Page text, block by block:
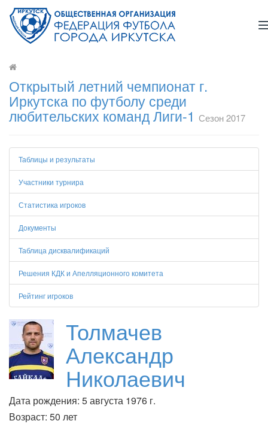
Открытый летний чемпионат г.
Иркутска по футболу среди
любительских команд Лиги-1 Сезон 2017
Таблицы и результаты
Участники турнира
Статистика игроков
Документы
Таблица дисквалификаций
Решения КДК и Апелляционного комитета
Рейтинг игроков
Толмачев
Александр
Николаевич
Дата рождения: 5 августа 1976 г.
Возраст: 50 лет